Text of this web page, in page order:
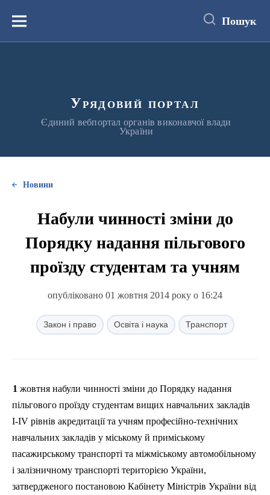
вмістуМеню Пошук
Урядовий портал
Єдиний вебпортал органів виконавчої влади
України
Новини
Набули чинності зміни до
Порядку надання пільгового
проїзду студентам та учням
опубліковано 01 жовтня 2014 року о 16:24
Закон і право Освіта і наука Транспорт
1 жовтня набули чинності зміни до Порядку надання
пільгового проїзду студентам вищих навчальних закладів
I-IV рівнів акредитації та учням професійно-технічних
навчальних закладів у міському й приміському
пасажирському транспорті та міжміському автомобільному
і залізничному транспорті територією України,
затвердженого постановою Кабінету Міністрів України від